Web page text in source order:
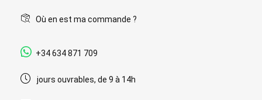
Où en est ma commande ?
+34 634 871 709
jours ouvrables, de 9 à 14h